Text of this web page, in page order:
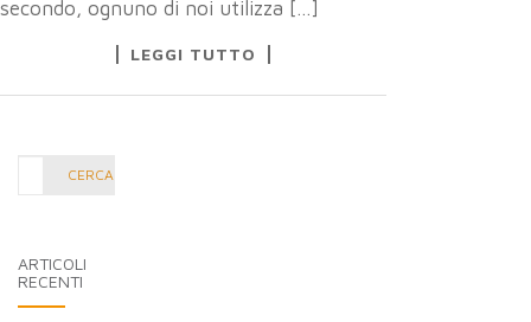
secondo, ognuno di noi utilizza […]
LEGGI TUTTO
CERCA
ARTICOLI
RECENTI